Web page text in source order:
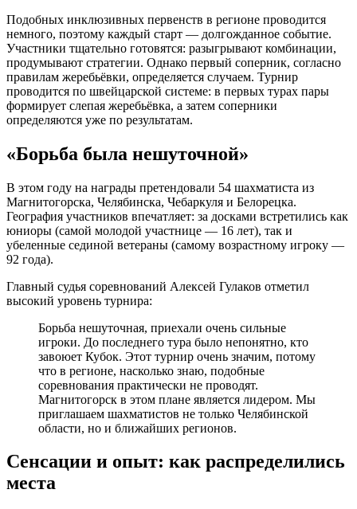
Подобных инклюзивных первенств в регионе проводится
немного, поэтому каждый старт — долгожданное событие.
Участники тщательно готовятся: разыгрывают комбинации,
продумывают стратегии. Однако первый соперник, согласно
правилам жеребьёвки, определяется случаем. Турнир
проводится по швейцарской системе: в первых турах пары
формирует слепая жеребьёвка, а затем соперники
определяются уже по результатам.
«Борьба была нешуточной»
В этом году на награды претендовали 54 шахматиста из
Магнитогорска, Челябинска, Чебаркуля и Белорецка.
География участников впечатляет: за досками встретились как
юниоры (самой молодой участнице — 16 лет), так и
убеленные сединой ветераны (самому возрастному игроку —
92 года).
Главный судья соревнований Алексей Гулаков отметил
высокий уровень турнира:
Борьба нешуточная, приехали очень сильные
игроки. До последнего тура было непонятно, кто
завоюет Кубок. Этот турнир очень значим, потому
что в регионе, насколько знаю, подобные
соревнования практически не проводят.
Магнитогорск в этом плане является лидером. Мы
приглашаем шахматистов не только Челябинской
области, но и ближайших регионов.
Сенсации и опыт: как распределились
места